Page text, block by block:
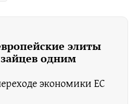
элиты
одним
экономики ЕС